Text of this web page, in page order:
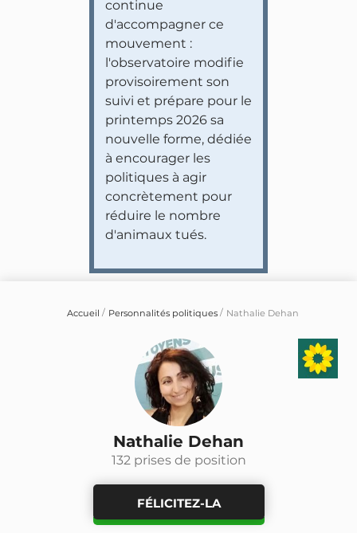
continue
d'accompagner ce
mouvement :
l'observatoire modifie
provisoirement son
suivi et prépare pour le
printemps 2026 sa
nouvelle forme, dédiée
à encourager les
politiques à agir
concrètement pour
réduire le nombre
d'animaux tués.
Accueil Personnalités politiques Nathalie Dehan
Nathalie Dehan
132 prises de position
FÉLICITEZ-LA